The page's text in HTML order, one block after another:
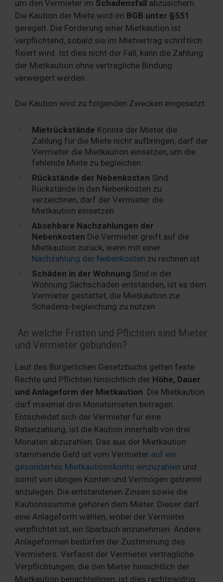
um den Vermieter im Schadensfall abzusichern.
Die Kaution der Miete wird im BGB unter §551
geregelt. Die Forderung einer Mietkaution ist
verpflichtend, sobald sie im Mietvertrag schriftlich
fixiert wird. Ist dies nicht der Fall, kann die Zahlung
der Mietkaution ohne vertragliche Bindung
verweigert werden.
Die Kaution wird zu folgenden Zwecken eingesetzt:
Mietrückstände Konnte der Mieter die
Zahlung für die Miete nicht aufbringen, darf der
Vermieter die Mietkaution einsetzen, um die
fehlende Miete zu begleichen.
Rückstände der Nebenkosten Sind
Rückstände in den Nebenkosten zu
verzeichnen, darf der Vermieter die
Mietkaution einsetzen
Absehbare Nachzahlungen der
Nebenkosten Die Vermieter greift auf die
Mietkaution zurück, wenn mit einer
Nachzahlung der Nebenkosten zu rechnen ist
Schäden in der Wohnung Sind in der
Wohnung Sachschäden entstanden, ist es dem
Vermieter gestattet, die Mietkaution zur
Schadens-begleichung zu nutzen
An welche Fristen und Pflichten sind Mieter
und Vermieter gebunden?
Laut des Bürgerlichen Gesetzbuchs gelten feste
Rechte und Pflichten hinsichtlich der Höhe, Dauer
und Anlageform der Mietkaution . Die Mietkaution
darf maximal drei Monatsmieten betragen.
Entscheidet sich der Vermieter für eine
Ratenzahlung, ist die Kaution innerhalb von drei
Monaten abzuzahlen. Das aus der Mietkaution
stammende Geld ist vom Vermieter auf ein
gesondertes Mietkautionskonto einzuzahlen und
somit von übrigen Konten und Vermögen getrennt
anzulegen. Die entstandenen Zinsen sowie die
Kautionssumme gehören dem Mieter. Dieser darf
eine Anlageform wählen, wobei der Vermieter
verpflichtet ist, ein Sparbuch anzunehmen. Andere
Anlageformen bedürfen der Zustimmung des
Vermieters. Verfasst der Vermieter vertragliche
Verpflichtungen, die den Mieter hinsichtlich der
Mietkaution benachteiligen, ist dies rechtswidrig.